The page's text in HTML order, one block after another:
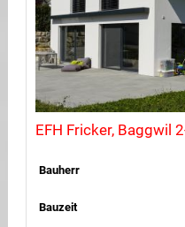
EFH Fricker, Baggwil
Bauherr
Bauzeit